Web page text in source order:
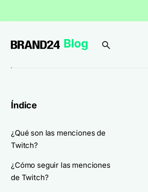
Índice
¿Qué son las menciones de
Twitch?
¿Cómo seguir las menciones
de Twitch?